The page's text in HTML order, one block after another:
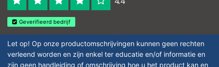
Geverifieerd bedrijf
Let op! Op onze productomschrijvingen kunnen geen rechten
verleend worden en zijn enkel ter educatie en/of informatie en
zijn geen handleiding of omschrijving hoe u het product kan en